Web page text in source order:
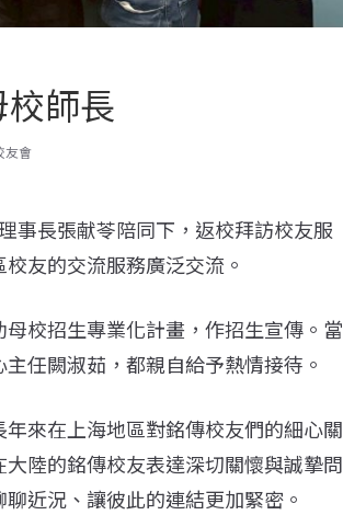
師長
友會
事長張献苓陪同下，返校拜訪校友服
友的交流服務廣泛交流。
校招生專業化計畫，作招生宣傳。當
任闕淑茹，都親自給予熱情接待。
來在上海地區對銘傳校友們的細心關
陸的銘傳校友表達深切關懷與誠摯問
近況、讓彼此的連結更加緊密。